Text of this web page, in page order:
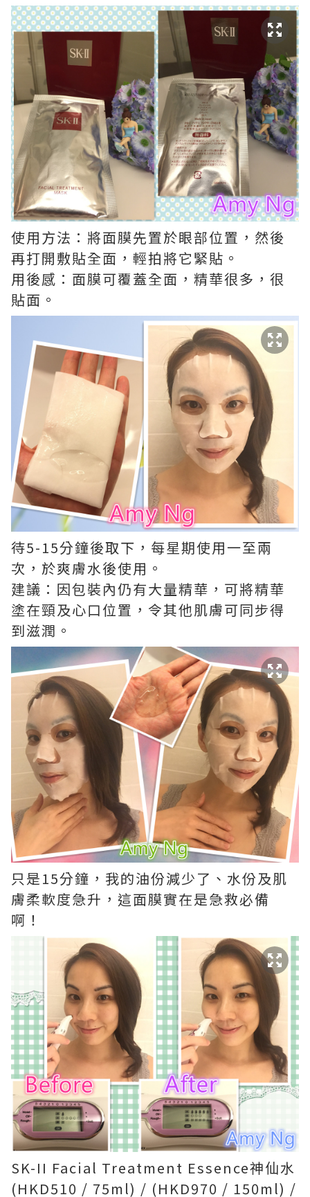
使用方法：將面膜先置於眼部位置，然後
再打開敷貼全面，輕拍將它緊貼。
用後感：面膜可覆蓋全面，精華很多，很
貼面。
待5-15分鐘後取下，每星期使用一至兩
次，於爽膚水後使用。
建議：因包裝內仍有大量精華，可將精華
塗在頸及心口位置，令其他肌膚可同步得
到滋潤。
只是15分鐘，我的油份減少了、水份及肌
膚柔軟度急升，這面膜實在是急救必備
啊！
SK-II Facial Treatment Essence神仙水
(HKD510 / 75ml) / (HKD970 / 150ml) /